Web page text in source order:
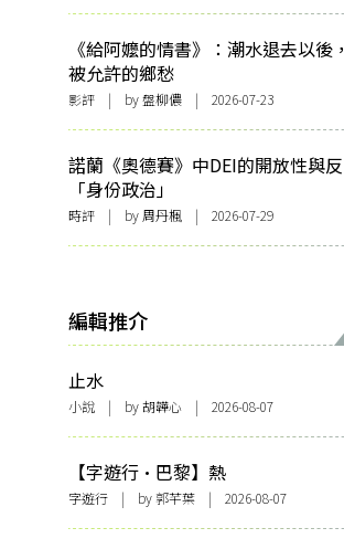
《給阿嬤的情書》：潮水退去以後，
被允許的鄉愁
影評 | by 盤柳儂 | 2026-07-23
諾蘭《奧德賽》中DEI的開放性與反
「身份政治」
時評 | by 周丹楓 | 2026-07-29
編輯推介
止水
小說 | by 胡韡心 | 2026-08-07
【字遊行·巴黎】熱
字遊行 | by 郭芊葉 | 2026-08-07